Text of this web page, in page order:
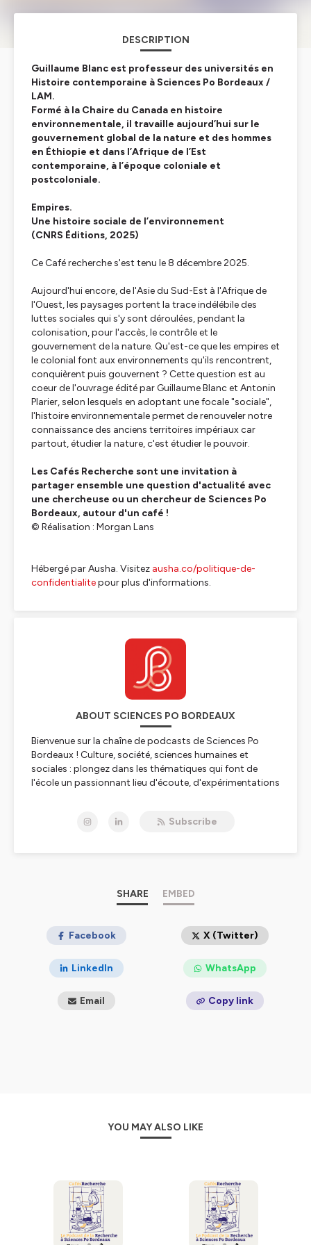
DESCRIPTION
Guillaume Blanc est professeur des universités en
Histoire contemporaine à Sciences Po Bordeaux /
LAM.
Formé à la Chaire du Canada en histoire
environnementale, il travaille aujourd’hui sur le
gouvernement global de la nature et des hommes
en Éthiopie et dans l’Afrique de l’Est
contemporaine, à l’époque coloniale et
postcoloniale.
Empires.
Une histoire sociale de l’environnement
(CNRS Éditions, 2025)
Ce Café recherche s'est tenu le 8 décembre 2025.
Aujourd'hui encore, de l'Asie du Sud-Est à l'Afrique de
l'Ouest, les paysages portent la trace indélébile des
luttes sociales qui s'y sont déroulées, pendant la
colonisation, pour l'accès, le contrôle et le
gouvernement de la nature. Qu'est-ce que les empires et
le colonial font aux environnements qu'ils rencontrent,
conquièrent puis gouvernent ? Cette question est au
coeur de l'ouvrage édité par Guillaume Blanc et Antonin
Plarier, selon lesquels en adoptant une focale "sociale",
l'histoire environnementale permet de renouveler notre
connaissance des anciens territoires impériaux car
partout, étudier la nature, c'est étudier le pouvoir.
Les Cafés Recherche sont une invitation à
partager ensemble une question d'actualité avec
une chercheuse ou un chercheur de Sciences Po
Bordeaux, autour d'un café !
© Réalisation : Morgan Lans
Hébergé par Ausha. Visitez ausha.co/politique-de-
confidentialitepour plus d'informations.
ABOUT SCIENCES PO BORDEAUX
Bienvenue sur la chaîne de podcasts de Sciences Po
Bordeaux ! Culture, société, sciences humaines et
sociales : plongez dans les thématiques qui font de
l'école un passionnant lieu d'écoute, d'expérimentations
Hébergé par Ausha. Visitez
ausha.co/politique-de-
Subscribe
SHARE EMBED
Facebook X (Twitter)
LinkedIn WhatsApp
Email Copy link
YOU MAY ALSO LIKE